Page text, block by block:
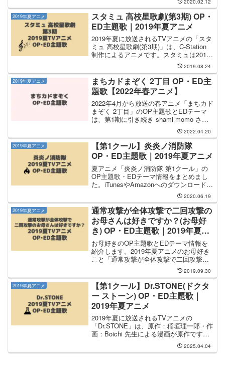
月から連載されて、すでに完結していま
す。コミックは 全5巻 で、連載終了後に
評価...
2019年夏アニメ
スタミュ 高校星歌劇(第3期) OP・
ED主題歌｜2019年夏アニメ
2019年夏に放送されるTVアニメの「スタ
ミュ 高校星歌劇(第3期)」は、C-Station
制作によるアニメです。スタミュは2015
年10月に第1期、2017年4月に第2期が放
送されて、7月からは第3期として放送さ
れます。OP主題歌は 新...
2019.08.24
2019年夏アニメ
まちカドまぞく 2丁目 OP・ED主
題歌【2022年春アニメ】
2022年4月から放送の春アニメ「まちカド
まぞく 2丁目」のOP主題歌とEDテーマ
は、第1期に引き続き shami momo さん
と コーロまちカド さんが担当します。
OP主題歌は shami momo さんが担当
し、OP主題歌のタイトルは...
2022.04.20
2019年夏アニメ
【第1クール】炎炎ノ消防隊
OP・ED主題歌｜2019年夏アニメ
夏アニメ「炎炎ノ消防隊 第1クール」の
OP主題歌・EDテーマ情報をまとめまし
た。iTunesやAmazonへのダウンロードリ
ンクからスグに聴けます。OP主題歌は
Mrs. GREEN APPLEのインフェルノで
す。EDテーマは須田景凪さんのveilで
す。
2020.06.19
2019年夏アニメ
通常攻撃が全体攻撃で二回攻撃の
お母さんは好きですか？(お母好
き) OP・ED主題歌｜2019年夏ア
ニメ
お母好きのOP主題歌とEDテーマ情報を
紹介します。2019年夏アニメのお母好き
こと「通常攻撃が全体攻撃で二回攻撃の
お母さんは好きですか？」は、井中だち
まによるラノベが原作です。OPはスピ
ラ・スピカによるイヤヨイヤヨモスキノ
ウチ！で、EDは大好真々子で通常攻撃が
全体攻撃で二回攻撃ママです。
2019.09.30
2019年夏アニメ
【第1クール】Dr.STONE(ドクタ
ー ストーン) OP・ED主題歌｜
2019年夏アニメ
2019年夏に放送されるTVアニメの
「Dr.STONE」は、原作：稲垣理一郎・作
画：Boichi 先生による漫画が原作です。
OP主題歌は BURNOUT SYNDROMES さ
んが担当し、タイトルは「Good Morning
2025.04.04